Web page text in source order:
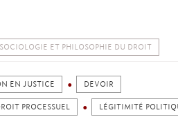
ET PHILOSOPHIE DU DROIT
EN JUSTICE DEVOIR
PROCESSUEL LÉGITIMITÉ